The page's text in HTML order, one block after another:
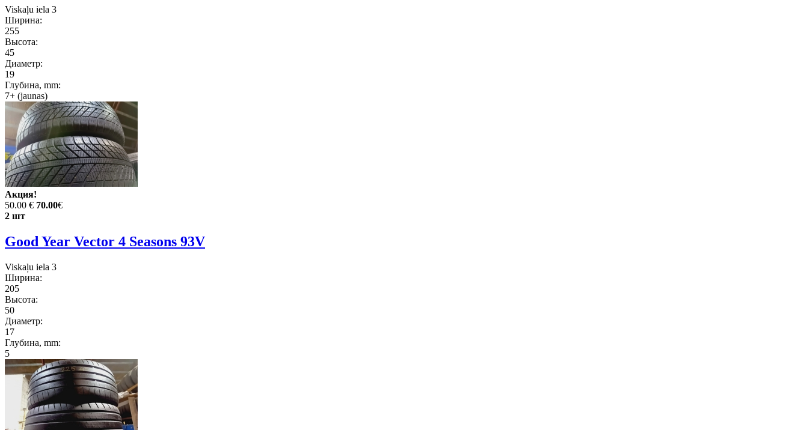
Viskaļu iela 3
Ширина:
255
Высота:
45
Диаметр:
19
Глубина, mm:
7+ (jaunas)
Акция!
50.00 € 70.00€
2 шт
Good Year Vector 4 Seasons 93V
Viskaļu iela 3
Ширина:
205
Высота:
50
Диаметр:
17
Глубина, mm:
5